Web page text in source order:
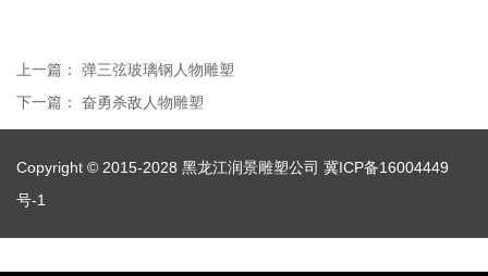
上一篇： 弹三弦玻璃钢人物雕塑
下一篇： 奋勇杀敌人物雕塑
Copyright © 2015-2028 黑龙江润景雕塑公司 冀ICP备16004449
号-1